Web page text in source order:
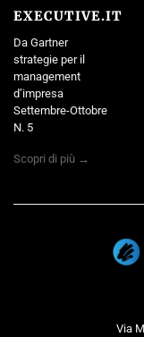
EXECUTIVE.IT
Da Gartner
strategie per il
management
d’impresa
Settembre-Ottobre
N. 5
Scopri di più →
Via